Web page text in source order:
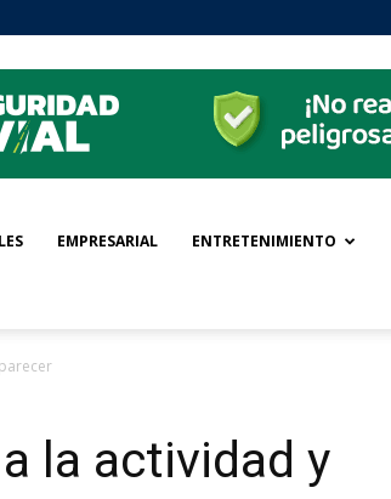
EMPRESARIAL ENTRETENIMIENTO
la actividad y